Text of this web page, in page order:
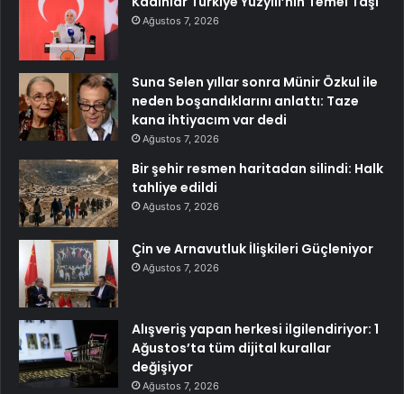
Ağustos 7, 2026
Suna Selen yıllar sonra Münir Özkul ile
neden boşandıklarını anlattı: Taze
kana ihtiyacım var dedi
Ağustos 7, 2026
Bir şehir resmen haritadan silindi: Halk
tahliye edildi
Ağustos 7, 2026
Çin ve Arnavutluk İlişkileri Güçleniyor
Ağustos 7, 2026
Alışveriş yapan herkesi ilgilendiriyor: 1
Ağustos’ta tüm dijital kurallar
değişiyor
Ağustos 7, 2026